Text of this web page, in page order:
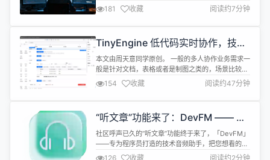
什么？” 你愣住了。明明一整周都在写代码、改
bug、调接口，可 Git 提交记录却只写着 fix bug、
update、调整……这些碎片无法还原你的真实价值
悦，全都沉没在时间的洪流里。 这不是你的问题，是
工具的问...
181 收藏 阅读约7分钟
TinyEngine 低代码实时协作，技术
解读 + 直接上手
本文由周天意同学原创。 一般的多人协作业务需求一
般是针对文档，表格或者是制图之类的，场景比较简
单，协同操作的对象为文字或者图片，对象比较单
一。 乍一看低代码的多人协作看似无从下手，因为低
代码不仅涉及到页面 canvas 中一些文字属性的同
性，甚至是代码协同编辑的编辑与同步。那我们是如
何在低代码这个场景下实现多人协同...
154 收藏 阅读约47分钟
“听文章”功能来了：DevFM —— 专
为程序员量身定制的技术音频助手
社区呼声已久的“听文章”功能终于来了，「DevFM」
——专为程序员打造的技术音频助手，把您想看的技
术内容自动变成随时可听的高质量播客。
126 收藏 阅读约2分钟